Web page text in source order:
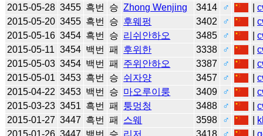
2015-05-28 3455 흑번 승 Zhong Wenjing 3414 ♂ |
2015-05-20 3455 흑번 승 후웨펑 3402 ♂ |
2015-05-16 3454 흑번 승 리쉬안하오 3485 ♂ |
2015-05-11 3454 백번 패 후위한 3338 ♂ |
2015-05-03 3454 백번 패 주위안하오 3387 ♂ |
2015-05-01 3453 흑번 승 쉬자양 3457 ♂ |
2015-04-22 3453 백번 승 마오루이룽 3409 ♂ |
2015-03-23 3451 흑번 패 퉁멍청 3488 ♂ |
2015-01-27 3447 흑번 패 스웨 3598 ♂
2015-01-26 3447 백번 승 리저 3418 ♂ |